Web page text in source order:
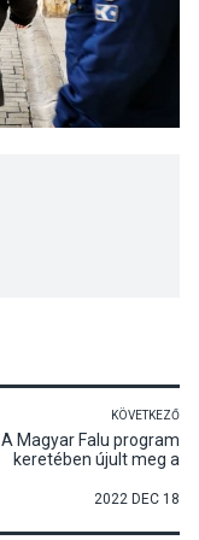
KÖVETKEZŐ
A Magyar Falu program
keretében újult meg a
2022 DEC 18